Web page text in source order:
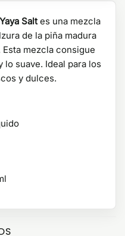
Saltes una mezcla
de la piña madura
mezcla consigue
suave. Ideal para los
y dulces.